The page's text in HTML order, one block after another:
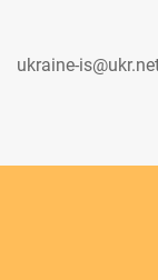
ukraine-